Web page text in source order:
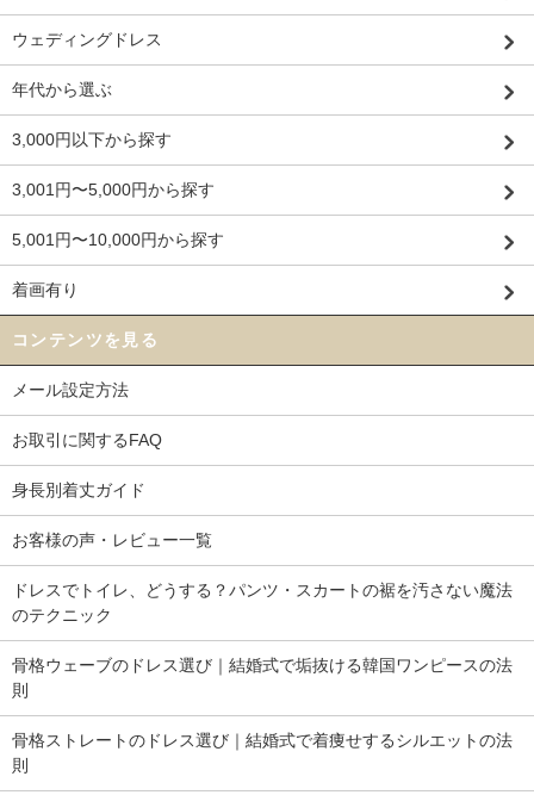
ウェディングドレス
年代から選ぶ
3,000円以下から探す
3,001円〜5,000円から探す
5,001円〜10,000円から探す
着画有り
コンテンツを見る
メール設定方法
お取引に関するFAQ
身長別着丈ガイド
お客様の声・レビュー一覧
ドレスでトイレ、どうする？パンツ・スカートの裾を汚さない魔法
のテクニック
骨格ウェーブのドレス選び｜結婚式で垢抜ける韓国ワンピースの法
則
骨格ストレートのドレス選び｜結婚式で着痩せするシルエットの法
則